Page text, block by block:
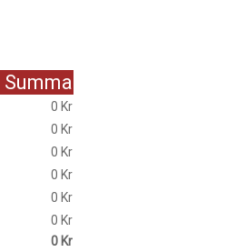
Summa
0 Kr
0 Kr
0 Kr
0 Kr
0 Kr
0 Kr
0 Kr